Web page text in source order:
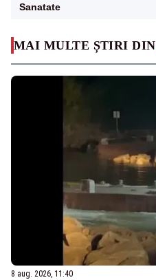
MAI MULTE ȘTIRI DIN
8 aug. 2026, 11:40
Sanatate